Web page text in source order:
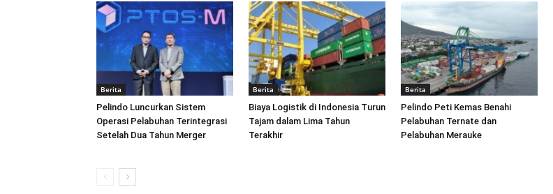
Berita
Pelindo Luncurkan Sistem
Operasi Pelabuhan Terintegrasi
Setelah Dua Tahun Merger
Berita
Biaya Logistik di Indonesia Turun
Tajam dalam Lima Tahun
Terakhir
Berita
Pelindo Peti Kemas Benahi
Pelabuhan Ternate dan
Pelabuhan Merauke